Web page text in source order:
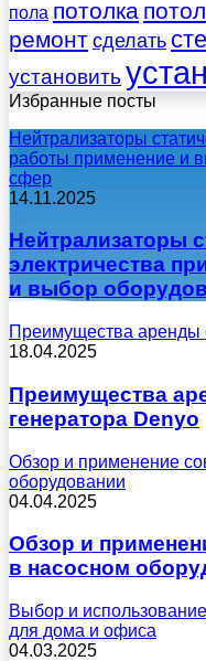
пола потолка
ремонт сделать
установить
Избранные посты
Нейтрализаторы
работы применение и
сфер
14.11.2025
Нейтрализаторы
электричества
и выбор
Преимущества аренды
18.04.2025
Преимущества
генератора Denyo
Обзор и применение
оборудовании
04.04.2025
Обзор и
в насосном
Выбор и
для дома и офиса
04.03.2025